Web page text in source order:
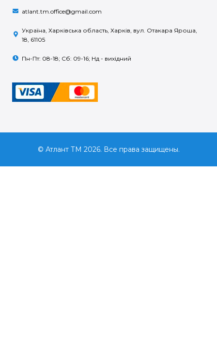
atlant.tm.office@gmail.com
Україна, Харківська область, Харків, вул. Отакара Яроша,
18, 61105
Пн-Пт: 08-18; Сб: 09-16; Нд - вихідний
© Атлант ТМ 2026. Все права защищены.